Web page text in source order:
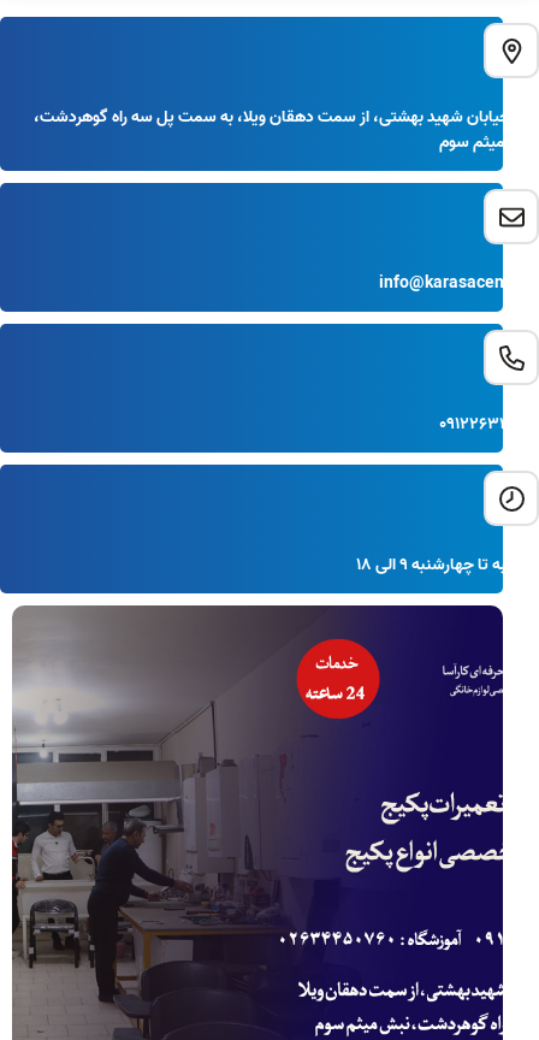
کرج خیابان شهید بهشتی، از سمت دهقان ویلا، به سمت پل سه راه گوهردشت،
نبش میثم سوم
info@karasacenter.ir
09122633995
از شنبه تا چهارشنبه 9 الی 18